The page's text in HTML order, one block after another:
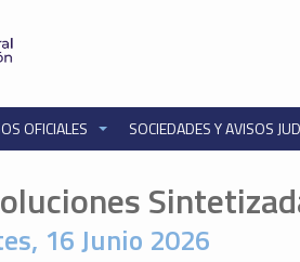
OFICIALES SOCIEDADES Y AVISOS
16 Junio 2026